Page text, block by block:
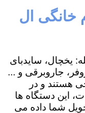
خانگی ال
یخچال، سایدبای
جاروبرقی و ...
هستند و در
این دستگاه ها
شما داده می